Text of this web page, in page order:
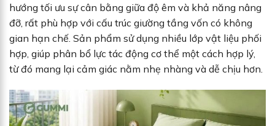
hướng tối ưu sự cân bằng giữa độ êm và khả năng nâng
đỡ, rất phù hợp với cấu trúc giường tầng vốn có không
gian hạn chế. Sản phẩm sử dụng nhiều lớp vật liệu phối
hợp, giúp phân bổ lực tác động cơ thể một cách hợp lý,
từ đó mang lại cảm giác nằm nhẹ nhàng và dễ chịu hơn.